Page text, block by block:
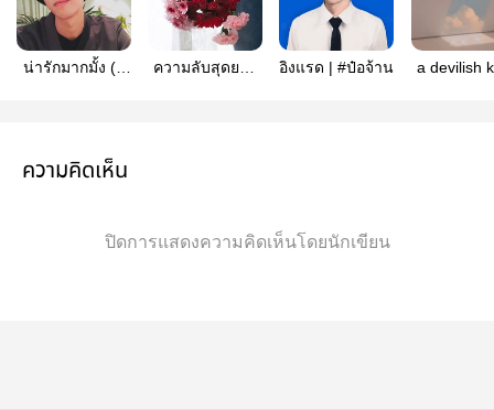
น่ารักมากมั้ง (อี้
ความลับสุดยอด
อิงแรด | #ป๋อจ้าน
a devilish
ความคิดเห็น
ปิดการแสดงความคิดเห็นโดยนักเขียน